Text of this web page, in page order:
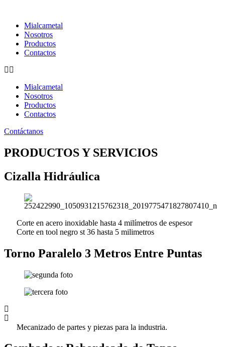
contenidoMialcametal
Nosotros
Productos
Contactos
Mialcametal
Nosotros
Productos
Contactos
Contáctanos
PRODUCTOS Y SERVICIOS
Cizalla Hidráulica
Corte en acero inoxidable hasta 4 milímetros de espesor
Corte en tool negro st 36 hasta 5 milimetros
Torno Paralelo 3 Metros Entre Puntas
Mecanizado de partes y piezas para la industria.